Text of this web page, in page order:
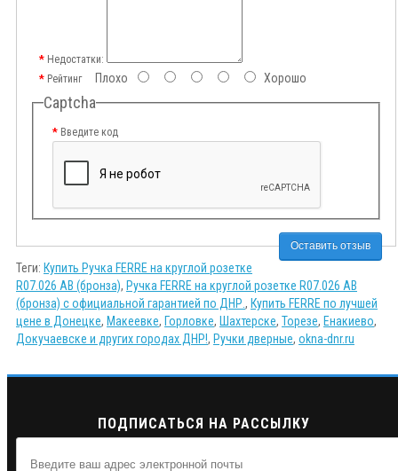
Недостатки:
РейтингПлохо Хорошо
Captcha
Введите код
Оставить отзыв
Теги: Купить Ручка FERRE на круглой розетке
R07.026 AB (бронза), Ручка FERRE на круглой розетке R07.026 AB
(бронза) с официальной гарантией по ДНР. , Купить FERRE по лучшей
цене в Донецке, Макеевке, Горловке, Шахтерске, Торезе, Енакиево,
Докучаевске и других городах ДНР!, Ручки дверные, okna-dnr.ru
ПОДПИСАТЬСЯ НА РАССЫЛКУ